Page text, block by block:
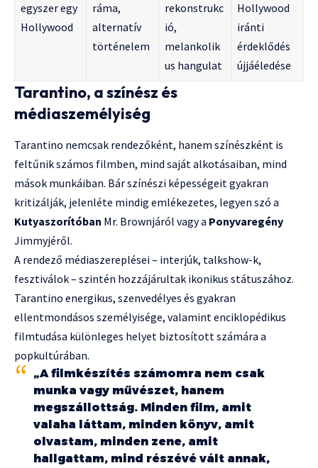
egyszer egy
Hollywood
ráma,
alternatív
történelem
rekonstrukc
ió,
melankolik
us hangulat
Hollywood
iránti
érdeklődés
újjáéledése
Tarantino, a színész és
médiaszemélyiség
Tarantino nemcsak rendezőként, hanem színészként is
feltűnik számos filmben, mind saját alkotásaiban, mind
mások munkáiban. Bár színészi képességeit gyakran
kritizálják, jelenléte mindig emlékezetes, legyen szó a
Kutyaszorítóban Mr. Brownjáról vagy a Ponyvaregény
Jimmyjéről.
A rendező médiaszereplései – interjúk, talkshow-k,
fesztiválok – szintén hozzájárultak ikonikus státuszához.
Tarantino energikus, szenvedélyes és gyakran
ellentmondásos személyisége, valamint enciklopédikus
filmtudása különleges helyet biztosított számára a
popkultúrában.
„A filmkészítés számomra nem csak
munka vagy művészet, hanem
megszállottság. Minden film, amit
valaha láttam, minden könyv, amit
olvastam, minden zene, amit
hallgattam, mind részévé vált annak,